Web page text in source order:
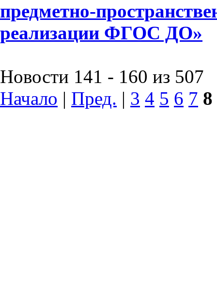
предметно-
реализации ФГОС ДО»
Новости 141 - 160 из 507
Начало | Пред. | 3 4 5 6 7 8